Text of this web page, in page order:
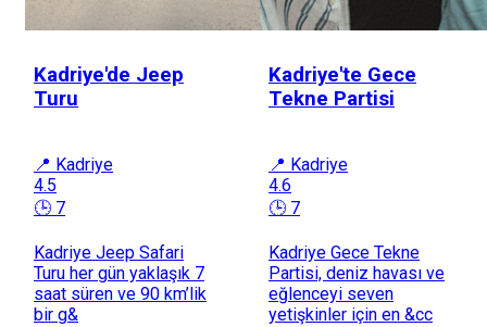
Kadriye'de Jeep
Turu
📍 Kadriye
4.5
🕒 7
Kadriye Jeep Safari
Turu her gün yaklaşık 7
saat süren ve 90 km’lik
bir g&
Kadriye'te Gece
Tekne Partisi
📍 Kadriye
4.6
🕒 7
Kadriye Gece Tekne
Partisi, deniz havası ve
eğlenceyi seven
yetişkinler için en &cc